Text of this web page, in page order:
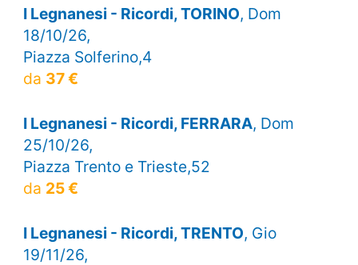
I Legnanesi - Ricordi, TORINO, Dom
18/10/26,
Piazza Solferino,4
da 37 €
I Legnanesi - Ricordi, FERRARA, Dom
25/10/26,
Piazza Trento e Trieste,52
da 25 €
I Legnanesi - Ricordi, TRENTO, Gio
19/11/26,